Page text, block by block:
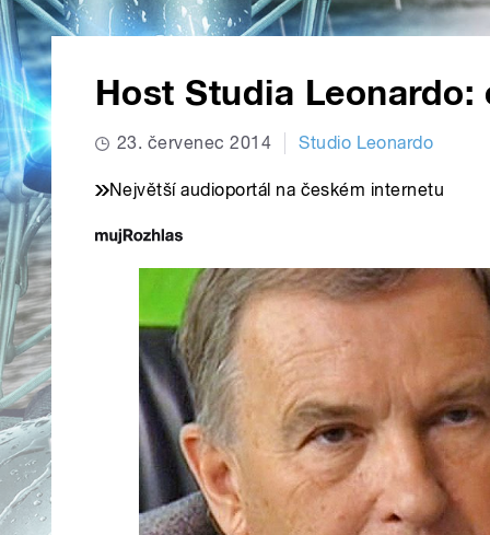
Host Studia
23. červenec 2014 Studio Leonardo
Největší audioportál na českém internetu